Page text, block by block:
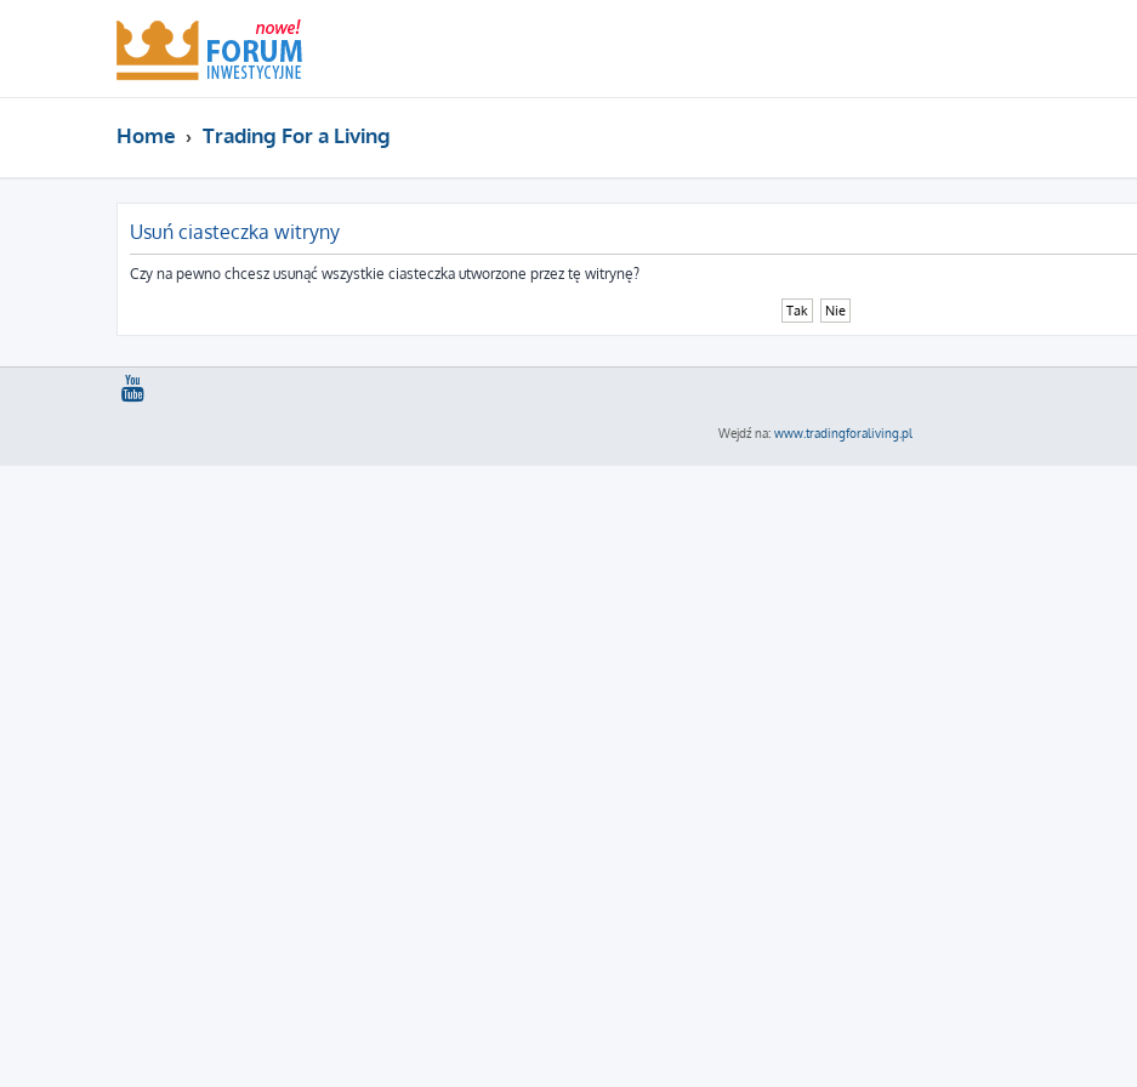
Home Trading For a Living
Usuń ciasteczka witryny
Czy na pewno chcesz usunąć wszystkie ciasteczka utworzone przez tę witrynę?
Wejdź na: www.tradingforaliving.pl